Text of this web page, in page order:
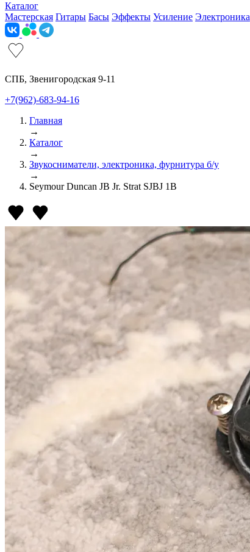
Каталог
Мастерская Гитары Басы Эффекты Усиление Электроника
СПБ, Звенигородская 9-11
+7(962)-683-94-16
Главная
→
Каталог
→
Звукосниматели, электроника, фурнитура б/у
→
Seymour Duncan JB Jr. Strat SJBJ 1B